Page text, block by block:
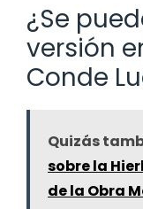
¿Se
versión
Conde
Quizás
sobre la
de la Obra